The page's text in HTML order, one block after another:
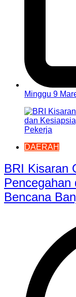
Minggu 9
DAERAH
BRI Kisaran
Pencegahan
Bencana